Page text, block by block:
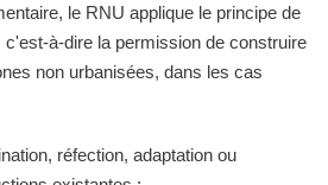
le RNU applique le principe de
c'est-à-dire la permission de construire
non urbanisées, dans les cas
réfection, adaptation ou